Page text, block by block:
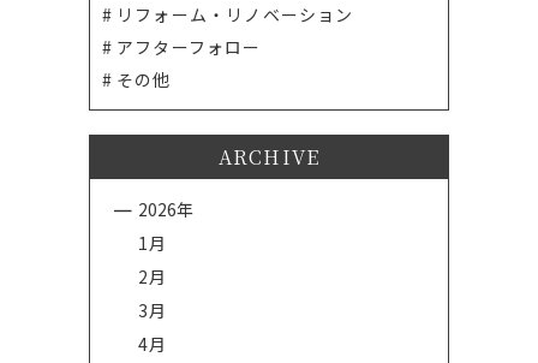
リフォーム・リノベーション
アフターフォロー
その他
ARCHIVE
2026年
1月
2月
3月
4月